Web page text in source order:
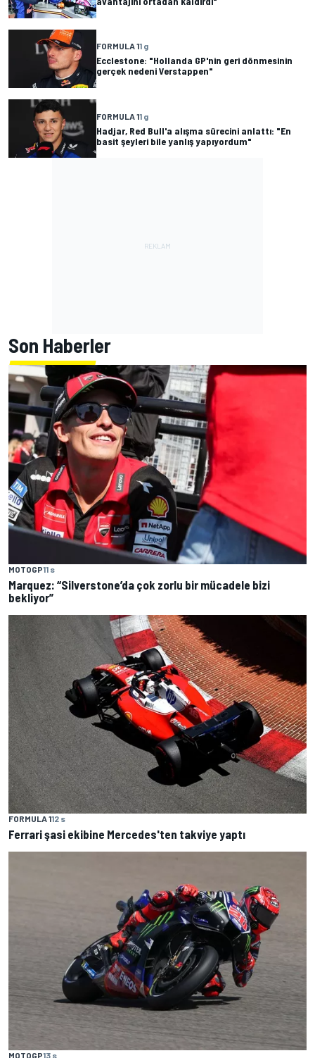
FORMULA 11 g
Ecclestone: "Hollanda GP'nin geri dönmesinin
gerçek nedeni Verstappen"
FORMULA 11 g
Hadjar, Red Bull'a alışma sürecini anlattı: "En
basit şeyleri bile yanlış yapıyordum"
Son Haberler
MOTOGP11 s
Marquez: “Silverstone’da çok zorlu bir mücadele bizi
bekliyor”
FORMULA 112 s
Ferrari şasi ekibine Mercedes'ten takviye yaptı
MOTOGP13 s